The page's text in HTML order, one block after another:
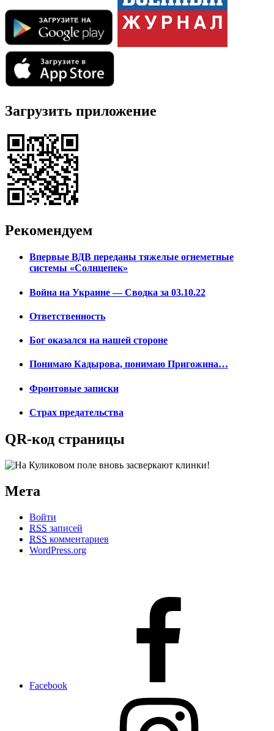
Загрузить приложение
Рекомендуем
Впервые ВДВ переданы тяжелые огнеметные
системы «Солнцепек»
Война на Украине — Сводка за 03.10.22
Ответственность
Бог оказался на нашей стороне
Понимаю Кадырова, понимаю Пригожина…
Фронтовые записки
Страх предательства
QR-код страницы
Мета
Войти
RSS записей
RSS комментариев
WordPress.org
Facebook